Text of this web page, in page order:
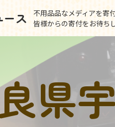
ス
不用品品なメディアを寄
皆様からの寄付をお待ち
県